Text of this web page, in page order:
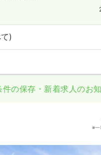
)
件の保存・新着求人のお
※